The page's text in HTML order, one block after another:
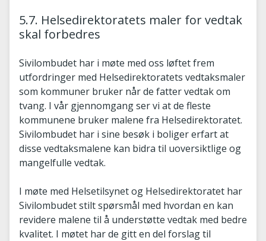
5.7. Helsedirektoratets maler for vedtak
skal forbedres
Sivilombudet har i møte med oss løftet frem
utfordringer med Helsedirektoratets vedtaksmaler
som kommuner bruker når de fatter vedtak om
tvang. I vår gjennomgang ser vi at de fleste
kommunene bruker malene fra Helsedirektoratet.
Sivilombudet har i sine besøk i boliger erfart at
disse vedtaksmalene kan bidra til uoversiktlige og
mangelfulle vedtak.
I møte med Helsetilsynet og Helsedirektoratet har
Sivilombudet stilt spørsmål med hvordan en kan
revidere malene til å understøtte vedtak med bedre
kvalitet. I møtet har de gitt en del forslag til